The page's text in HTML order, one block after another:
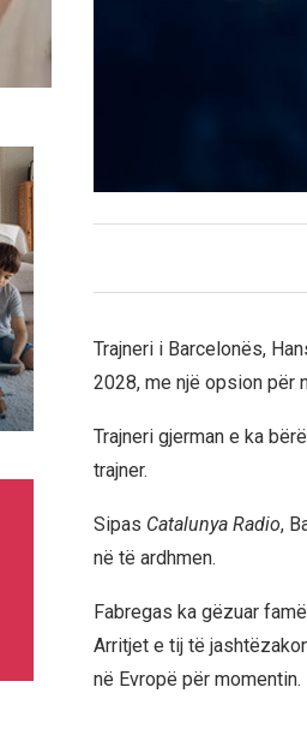
Trajneri i Barcelonës,
2028, me një opsion për
Trajneri gjerman e ka
trajner.
Sipas Catalunya Radio,
në të ardhmen.
Fabregas ka gëzuar
Arritjet e tij të
në Evropë për momentin.